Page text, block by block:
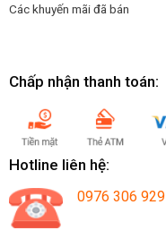
Các khuyến mãi đã bán
Chấp nhận thanh toán:
Hotline liên hệ:
0976 306 929